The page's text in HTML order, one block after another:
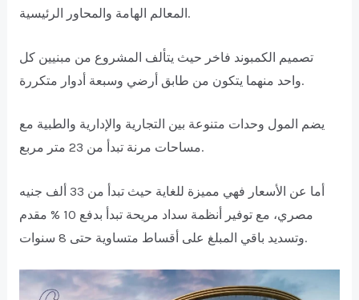
المعالم الهامة والمحاور الرئيسية.
تصميم الكمبوند فاخر حيث يتألف المشروع من مبنيين كل
واحد منهما يتكون من طابق أرضي وسبعة أدوار متكررة.
يضم المول وحدات متنوعة بين التجارية والإدارية والطبية مع
مساحات مرنة تبدأ من 23 متر مربع.
أما عن الأسعار فهي مميزة للغاية حيث تبدأ من 33 ألف جنيه
مصري، مع توفير أنظمة سداد مريحة تبدأ بدفع 10 % مقدم
وتسديد باقي المبلغ على أقساط متساوية حتى 8 سنوات.